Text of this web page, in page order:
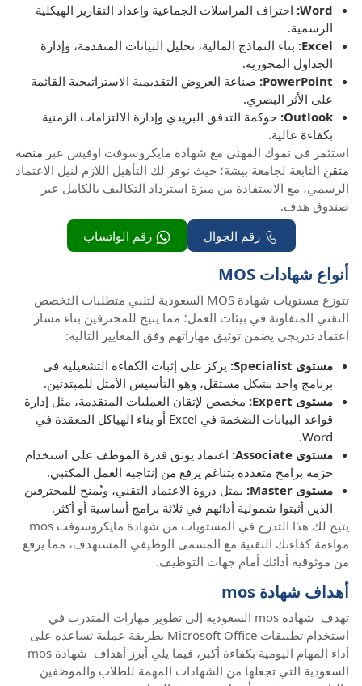
Word: احتراف المراسلات الجماعية وإعداد التقارير الهيكلية
الرسمية.
Excel: بناء النماذج المالية، تحليل البيانات المتقدمة، وإدارة
الجداول المحورية.
PowerPoint: صناعة العروض التقديمية الاستراتيجية القائمة
على الأثر البصري.
Outlook: حوكمة التدفق البريدي وإدارة الالتزامات الزمنية
بكفاءة عالية.
استثمر في نموك المهني مع شهادة مايكروسوفت اوفيس عبر منصة
متقن التابعة لجامعة بيشة؛ حيث نوفر لك التأهيل اللازم لنيل الاعتماد
الرسمي، مع الاستفادة من ميزة استرداد التكاليف بالكامل عبر
صندوق هدف.
رقم الجوال
رقم الواتساب
أنواع شهادات MOS
تتوزع مستويات شهادة MOS السعودية لتلبي متطلبات التخصص
التقني المتفاوتة في بيئات العمل؛ مما يتيح للمحترفين بناء مسار
اعتماد تدريجي يضمن توثيق مهاراتهم وفق المعايير التالية:
مستوى Specialist:
يركز على إثبات الكفاءة التشغيلية في
برنامج واحد بشكل مستقل، وهو التأسيس الأمثل للمبتدئين.
مستوى Expert:
مخصص لإتقان العمليات المتقدمة، مثل إدارة
قواعد البيانات الضخمة في Excel أو بناء الهياكل المعقدة في
Word.
مستوى Associate:
اعتماد يوثق قدرة الموظف على استخدام
حزمة برامج متعددة بتناغم يرفع من إنتاجية العمل المكتبي.
مستوى Master:
يمثل ذروة الاعتماد التقني، ويُمنح للمحترفين
الذين أثبتوا شمولية أدائهم في ثلاثة برامج أساسية أو أكثر.
يتيح لك هذا التدرج في المستويات من شهادة مايكروسوفت mos
مواءمة كفاءتك التقنية مع المسمى الوظيفي المستهدف، مما يرفع
من موثوقية أدائك أمام جهات التوظيف.
أهداف شهادة mos
تهدف شهادة mos السعودية إلى تطوير مهارات المتدرب في
استخدام تطبيقات Microsoft Office بطريقة عملية تساعده على
أداء المهام اليومية بكفاءة أكبر، فيما يلي أبرز أهداف شهادة mos
السعودية التي تجعلها من الشهادات المهمة للطلاب والموظفين